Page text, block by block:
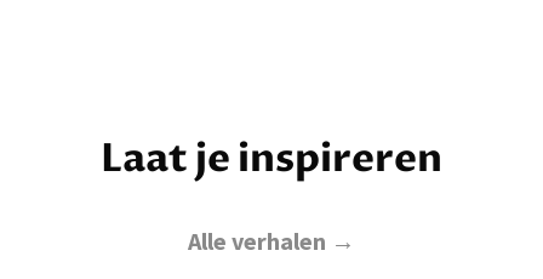
Laat je inspireren
Alle verhalen →